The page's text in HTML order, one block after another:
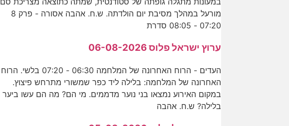
מורעל במהלך מסיבת יום הולדתה. ש.ח. אהבה אסורה - פרק 8
07:20 - 08:05 סדרת
ערוץ ישראל פלוס 06-08-2026
העדים - הרוח האחרונה של המלחמה 06:30 - 07:20 בלשי. הרוח
האחרונה של המלחמה: בלילה ליד כפר שמשורי מתרחש פיצוץ.
במקום האירוע נמצאו בני נוער מדממים. מי הם? מה הם עשו ביער
בלילה? ש.ח. אהבה